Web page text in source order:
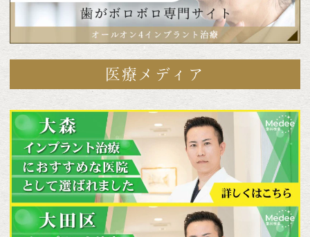
医療メディア